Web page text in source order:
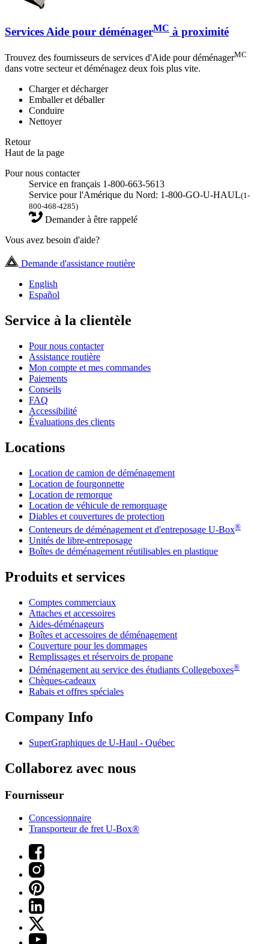
Services Aide pour déménagerMC à proximité
Trouvez des fournisseurs de services d'Aide pour déménagerMC
dans votre secteur et déménagez deux fois plus vite.
Charger et décharger
Emballer et déballer
Conduire
Nettoyer
Retour
Haut de la page
Pour nous contacter
Service en français 1-800-663-5613
Service pour l'Amérique du Nord: 1-800-GO-U-HAUL(1-
800-468-4285)
Demander à être rappelé
Vous avez besoin d'aide?
Demande d'assistance routière
English
Español
Service à la clientèle
Pour nous contacter
Assistance routière
Mon compte et mes commandes
Paiements
Conseils
FAQ
Accessibilité
Évaluations des clients
Locations
Location de camion de déménagement
Location de fourgonnette
Location de remorque
Location de véhicule de remorquage
Diables et couvertures de protection
Conteneurs de déménagement et d'entreposage U-Box®
Unités de libre-entreposage
Boîtes de déménagement réutilisables en plastique
Produits et services
Comptes commerciaux
Attaches et accessoires
Aides-déménageurs
Boîtes et accessoires de déménagement
Couverture pour les dommages
Remplissages et réservoirs de propane
Déménagement au service des étudiants Collegeboxes®
Chèques-cadeaux
Rabais et offres spéciales
Company Info
SuperGraphiques de U-Haul - Québec
Collaborez avec nous
Fournisseur
Concessionnaire
Transporteur de fret U-Box®